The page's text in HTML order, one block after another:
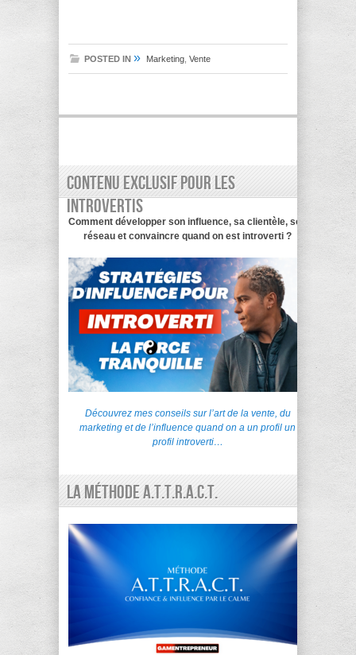
POSTED IN » Marketing Vente
Contenu exclusif pour les
introvertis
Comment développer son influence, sa clientèle, son
réseau et convaincre quand on est introverti ?
Découvrez mes conseils sur l’art de la vente, du
marketing et de l’influence quand on a un profil un
profil introverti…
La Méthode A.T.T.R.A.C.T.